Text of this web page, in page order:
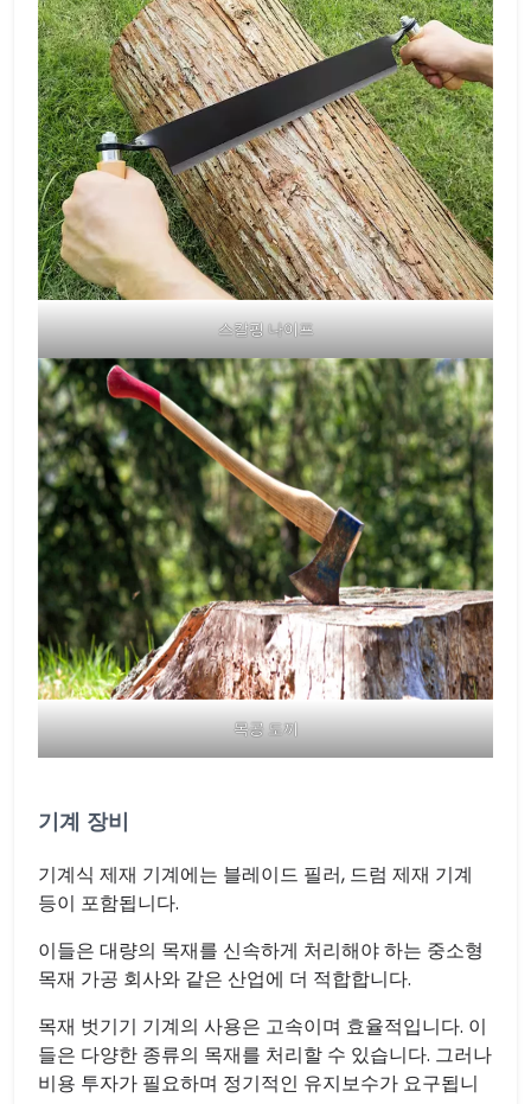
스칼핑 나이프
목공 도끼
기계 장비
기계식 제재 기계에는 블레이드 필러, 드럼 제재 기계
등이 포함됩니다.
이들은 대량의 목재를 신속하게 처리해야 하는 중소형
목재 가공 회사와 같은 산업에 더 적합합니다.
목재 벗기기 기계의 사용은 고속이며 효율적입니다. 이
들은 다양한 종류의 목재를 처리할 수 있습니다. 그러나
비용 투자가 필요하며 정기적인 유지보수가 요구됩니